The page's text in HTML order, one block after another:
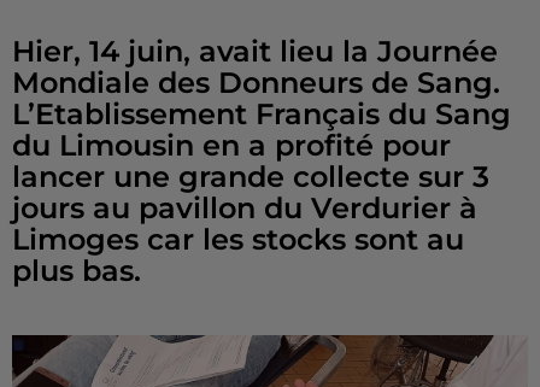
Hier, 14 juin, avait lieu la Journée
Mondiale des Donneurs de Sang.
L’Etablissement Français du Sang
du Limousin en a profité pour
lancer une grande collecte sur 3
jours au pavillon du Verdurier à
Limoges car les stocks sont au
plus bas.